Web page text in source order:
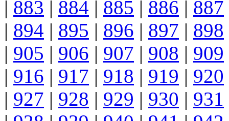
| 883 | 884 | 885 | 886 | 887
| 894 | 895 | 896 | 897 | 898
| 905 | 906 | 907 | 908 | 909
| 916 | 917 | 918 | 919 | 920
| 927 | 928 | 929 | 930 | 931